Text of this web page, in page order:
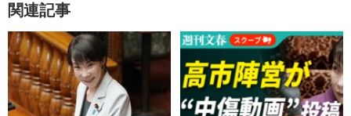
関連記事